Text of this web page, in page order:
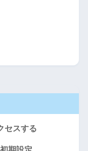
セスする